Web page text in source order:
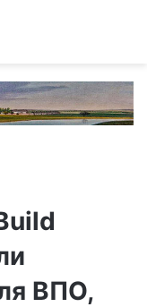
ВПО,